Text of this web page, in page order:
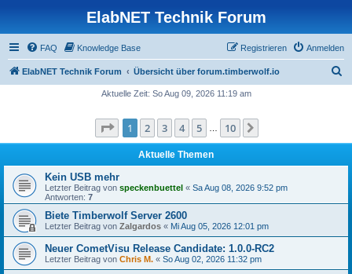
ElabNET Technik Forum
FAQ Knowledge Base Anmelden
Registrieren
ElabNET Technik Forum Übersicht über forum.timberwolf.io
e
Aktuelle Zeit: So Aug 09, 2026 11:19 am
Seite 1von 10
1 2 3 4 5 10
Aktuelle Themen
Kein USB mehr
Letzter Beitrag von speckenbuettel « Sa Aug 08, 2026 9:52 pm
Antworten: 7
Biete Timberwolf Server 2600
Letzter Beitrag von Zalgardos « Mi Aug 05, 2026 12:01 pm
Neuer CometVisu Release Candidate: 1.0.0-RC2
Letzter Beitrag von Chris M. « So Aug 02, 2026 11:32 pm